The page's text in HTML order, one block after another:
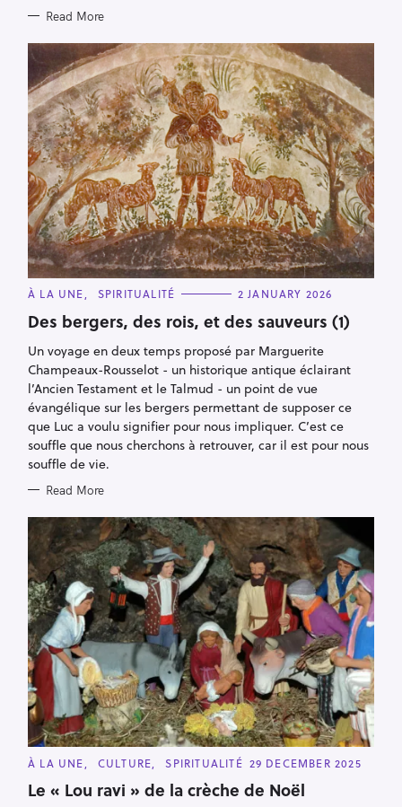
Read More
C
T
E
O
R
I
E
S
À LA UNE SPIRITUALITÉ 2 JANUARY 2026
Des bergers, des rois, et des sauveurs (1)
Un voyage en deux temps proposé par Marguerite
Champeaux-Rousselot - un historique antique éclairant
l’Ancien Testament et le Talmud - un point de vue
évangélique sur les bergers permettant de supposer ce
que Luc a voulu signifier pour nous impliquer. C’est ce
souffle que nous cherchons à retrouver, car il est pour nous
souffle de vie.
Read More
C
T
E
À LA UNE CULTURE SPIRITUALITÉ 29 DECEMBER 2025
Le « Lou ravi » de la crèche de Noël